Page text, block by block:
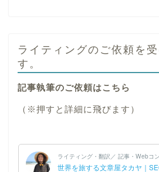
ライティングのご依頼を
す。
記事執筆のご依頼はこちら
（※押すと詳細に飛びます）